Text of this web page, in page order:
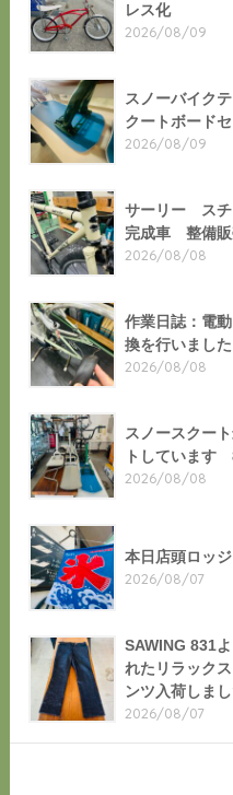
レス化
2026/08/09
スノーバイク
クートボード
2026/08/09
サーリー スチ
完成車 整備販
2026/08/08
作業日誌：電
換を行いました
2026/08/08
スノースクー
トしています
2026/08/08
本日店頭ロッ
2026/08/07
SAWING 831
れたリラック
ンツ入荷しまし
2026/08/07